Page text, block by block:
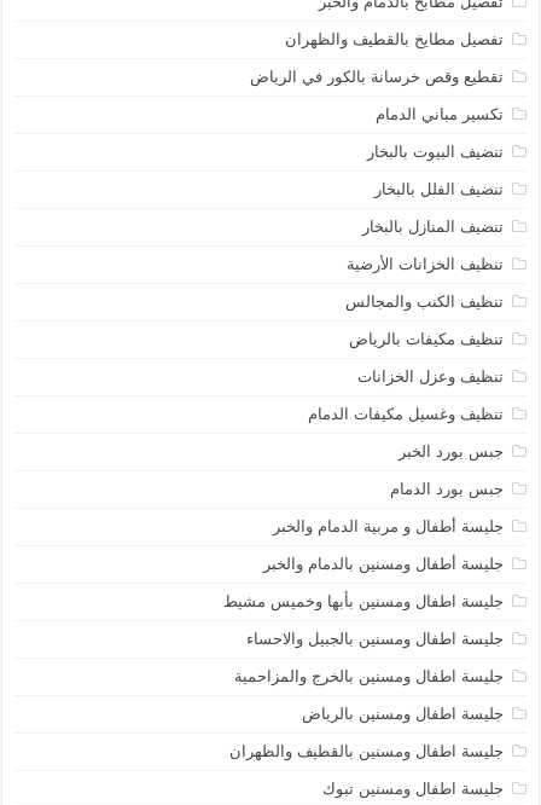
تفصيل مطايخ بالقطيف والظهران
تقطيع وقص خرسانة بالكور في الرياض
تكسير مباني الدمام
تنضيف البيوت بالبخار
تنضيف الفلل بالبخار
تنضيف المنازل بالبخار
تنظيف الخزانات الأرضية
تنظيف الكنب والمجالس
تنظيف مكيفات بالرياض
تنظيف وعزل الخزانات
تنظيف وغسيل مكيفات الدمام
جبس بورد الخبر
جبس بورد الدمام
جليسة أطفال و مربية الدمام والخبر
جليسة أطفال ومسنين بالدمام والخبر
جليسة اطفال ومسنين بأبها وخميس مشيط
جليسة اطفال ومسنين بالجبيل والاحساء
جليسة اطفال ومسنين بالخرج والمزاحمية
جليسة اطفال ومسنين بالرياض
جليسة اطفال ومسنين بالقطيف والظهران
جليسة اطفال ومسنين تبوك